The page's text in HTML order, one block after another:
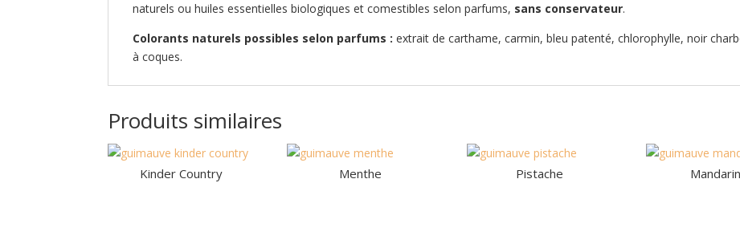
naturels ou huiles essentielles biologiques et comestibles selon parfums, sans conservateur.
Colorants naturels possibles selon parfums : extrait de carthame, carmin, bleu patenté, chlorophylle, noir
à coques.
Produits similaires
Kinder Country Menthe Pistache